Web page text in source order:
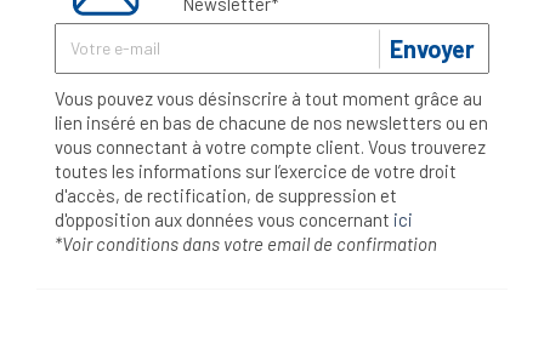
Envoyer
Vous pouvez vous désinscrire à tout moment grâce au
lien inséré en bas de chacune de nos newsletters ou en
vous connectant à votre compte client. Vous trouverez
toutes les informations sur l’exercice de votre droit
d'accès, de rectification, de suppression et
d'opposition aux données vous concernant ici
*Voir conditions dans votre email de confirmation